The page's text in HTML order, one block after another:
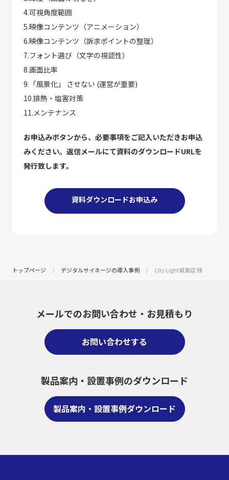
4.可視角度範囲
5.映像コンテンツ（アニメーション）
6.映像コンテンツ（訴求ポイントの整理）
7.フォント選び（文字の視認性）
8.画面比率
9.「風景化」 させない (運営が重要)
10.排熱・塩害対策
11.メンテナンス
お申込みボタンから、必要事項をご記入いただきお申込
みください。返信メールにて資料のダウンロードURLを
発行致します。
資料ダウンロードお申込み
トップページ デジタルサイネージの導入事例 City Light城東店 様
メールでのお問い合わせ・ お見積もり
お問い合わせする
製品案内・設置事例のダウンロード
製品案内・設置事例ダウンロード